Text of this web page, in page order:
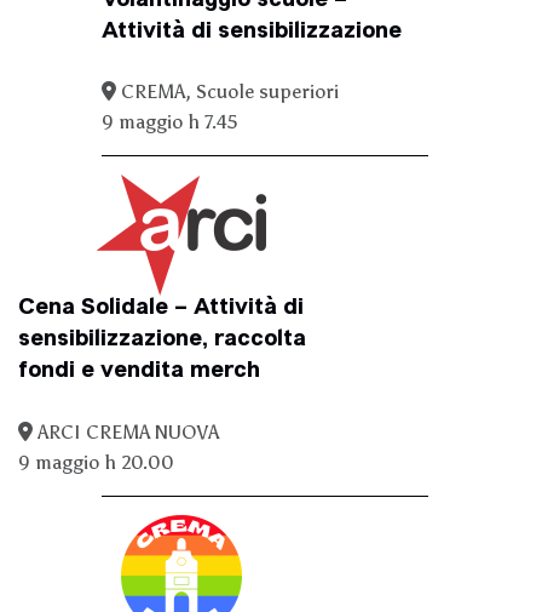
Attività di sensibilizzazione
CREMA, Scuole superiori
9 maggio h 7.45
Cena Solidale – Attività di
sensibilizzazione, raccolta
fondi e vendita merch
ARCI CREMA NUOVA
9 maggio h 20.00